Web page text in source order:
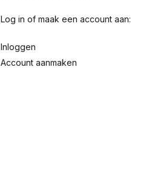
Log in of maak een account aan:
Inloggen
Account aanmaken